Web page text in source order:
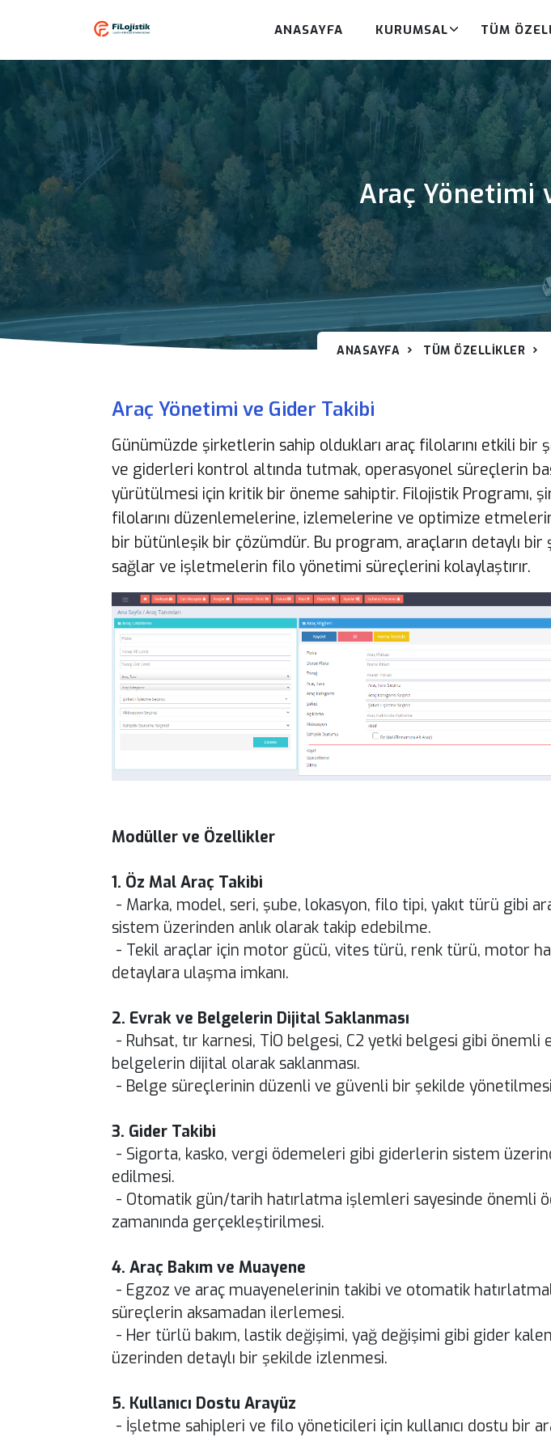
ANASAYFA KURUMSAL TÜM
Araç Yönetimi
ANASAYFA TÜM ÖZELLIKLER
Araç Yönetimi ve Gider Takibi
Günümüzde şirketlerin sahip oldukları araç filolarını etkili bir
ve giderleri kontrol altında tutmak, operasyonel süreçlerin
yürütülmesi için kritik bir öneme sahiptir. Filojistik Programı,
filolarını düzenlemelerine, izlemelerine ve optimize
bir bütünleşik bir çözümdür. Bu program, araçların detaylı bir
sağlar ve işletmelerin filo yönetimi süreçlerini kolaylaştırır.
Modüller ve Özellikler
1. Öz Mal Araç Takibi
- Marka, model, seri, şube, lokasyon, filo tipi, yakıt türü gibi
sistem üzerinden anlık olarak takip edebilme.
- Tekil araçlar için motor gücü, vites türü, renk türü, motor
detaylara ulaşma imkanı.
2. Evrak ve Belgelerin Dijital Saklanması
- Ruhsat, tır karnesi, TİO belgesi, C2 yetki belgesi gibi önemli
belgelerin dijital olarak saklanması.
- Belge süreçlerinin düzenli ve güvenli bir şekilde
3. Gider Takibi
- Sigorta, kasko, vergi ödemeleri gibi giderlerin sistem
edilmesi.
- Otomatik gün/tarih hatırlatma işlemleri sayesinde önemli
zamanında gerçekleştirilmesi.
4. Araç Bakım ve Muayene
- Egzoz ve araç muayenelerinin takibi ve otomatik
süreçlerin aksamadan ilerlemesi.
- Her türlü bakım, lastik değişimi, yağ değişimi gibi gider
üzerinden detaylı bir şekilde izlenmesi.
5. Kullanıcı Dostu Arayüz
- İşletme sahipleri ve filo yöneticileri için kullanıcı dostu bir